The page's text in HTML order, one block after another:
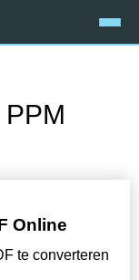
Online
te converteren